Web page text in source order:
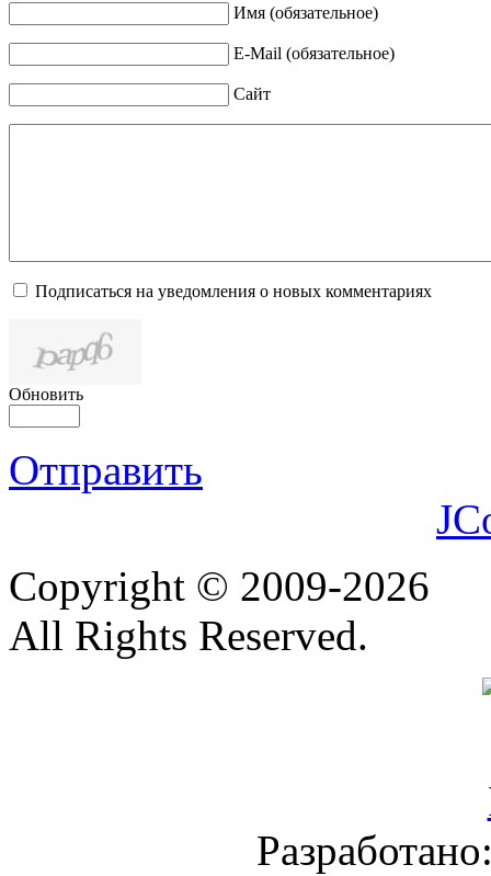
Имя (обязательное)
E-Mail (обязательное)
Сайт
Подписаться на уведомления о новых комментариях
Обновить
Отправить
Copyright © 2009-2026
All Rights Reserved.